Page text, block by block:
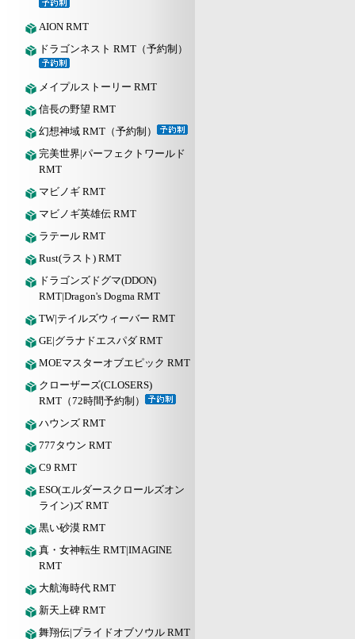
AION RMT
ドラゴンネスト RMT（予約制）
メイプルストーリー RMT
信長の野望 RMT
幻想神域 RMT（予約制）
完美世界|パーフェクトワールド
RMT
マビノギ RMT
マビノギ英雄伝 RMT
ラテール RMT
Rust(ラスト) RMT
ドラゴンズドグマ(DDON)
RMT|Dragon's Dogma RMT
TW|テイルズウィーバー RMT
GE|グラナドエスパダ RMT
MOEマスターオブエピック RMT
クローザーズ(CLOSERS)
RMT（72時間予約制）
ハウンズ RMT
777タウン RMT
C9 RMT
ESO(エルダースクロールズオン
ライン)ズ RMT
黒い砂漠 RMT
真・女神転生 RMT|IMAGINE
RMT
大航海時代 RMT
新天上碑 RMT
舞翔伝|プライドオブソウル RMT